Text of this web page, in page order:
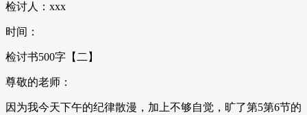
检讨人：xxx
时间：
检讨书500字【二】
尊敬的老师：
因为我今天下午的纪律散漫，加上不够自觉，旷了第5第6节的